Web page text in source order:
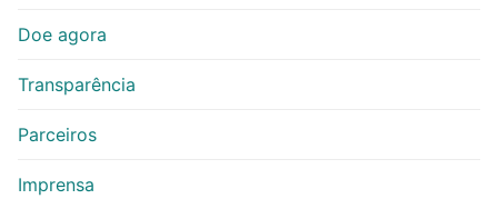
Doe agora
Transparência
Parceiros
Imprensa